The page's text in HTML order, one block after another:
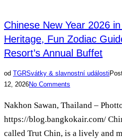
Chinese New Year 2026
Heritage, Fun Zodiac
Resort’s Annual Buffet
od TGRSvátky & slavnostní události
12, 2026No Comments
Nakhon Sawan, Thailand –
https://blog.bangkokair.com/
called Trut Chin, is a lively and